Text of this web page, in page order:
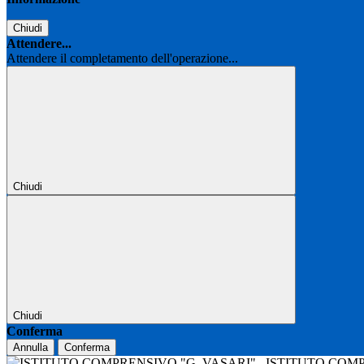
Chiudi
Attendere...
Attendere il completamento dell'operazione...
Chiudi
Chiudi
Conferma
Annulla Conferma